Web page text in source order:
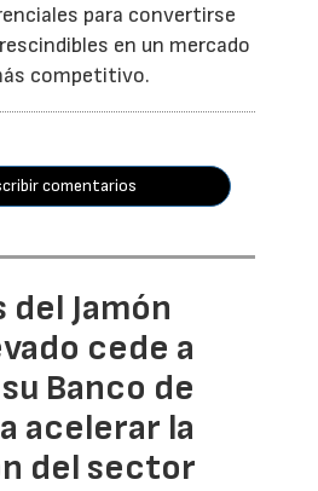
para convertirse
en un mercado
competitivo.
comentarios
del Jamón
cede a
Banco de
acelerar la
del sector